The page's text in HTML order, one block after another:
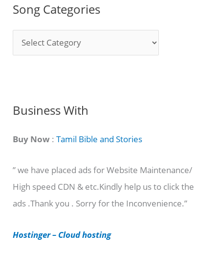
Song Categories
o
C
t
g
o
r
e
Business With
Buy Now :Tamil Bible and Stories
” we have placed ads for Website Maintenance/
High speed CDN & etc.Kindly help us to click the
ads .Thank you . Sorry for the Inconvenience.”
Hostinger – Cloud hosting